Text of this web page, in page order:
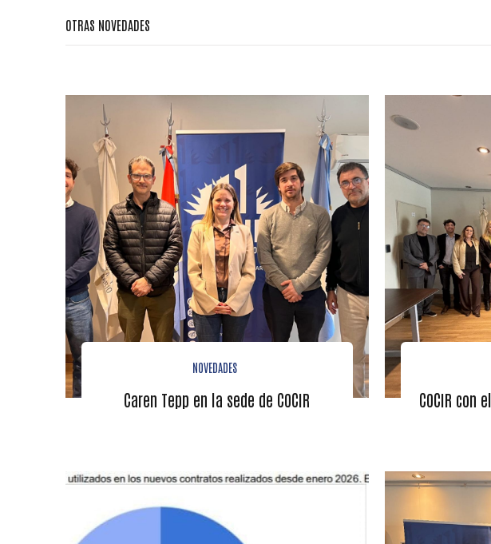
OTRAS NOVEDADES
NOVEDADES
Caren Tepp en la sede de COCIR
COCIR con